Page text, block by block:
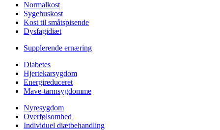
Normalkost
Sygehuskost
Kost til småtspisende
Dysfagidiæt
Supplerende ernæring
Diabetes
Hjertekarsygdom
Energireduceret
Mave-tarmsygdomme
Nyresygdom
Overfølsomhed
Individuel diætbehandling